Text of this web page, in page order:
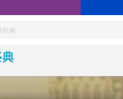
祭典